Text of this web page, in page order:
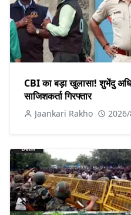
CBI का बड़ा खुलासा! शुभेंदु
साजिशकर्ता गिरफ्तार
Jaankari Rakho 2026/